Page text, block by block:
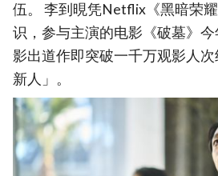
伍。 李到晛凭Netflix《黑暗荣
识，参与主演的电影《破墓》
影出道作即突破一千万观影人
新人」。